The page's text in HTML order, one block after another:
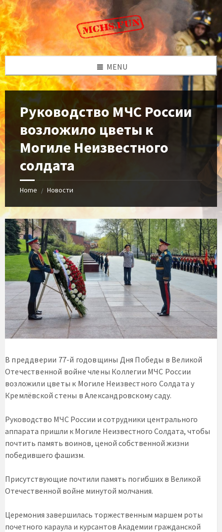
Skip
to
content
Skip
to
left
sidebar
Skip
to
footer
MENU
Руководство МЧС России
возложило цветы к
Могиле Неизвестного
солдата
Home / Новости
В преддверии 77-й годовщины Дня Победы в Великой
Отечественной войне члены Коллегии МЧС России
возложили цветы к Могиле Неизвестного Солдата у
Кремлёвской стены в Александровскому саду.
Руководство МЧС России и сотрудники центрального
аппарата пришли к Могиле Неизвестного Солдата, чтобы
почтить память воинов, ценой собственной жизни
победившего фашизм.
Присутствующие почтили память погибших в Великой
Отечественной войне минутой молчания.
Церемония завершилась торжественным маршем роты
почетного караула и курсантов Академии гражданской